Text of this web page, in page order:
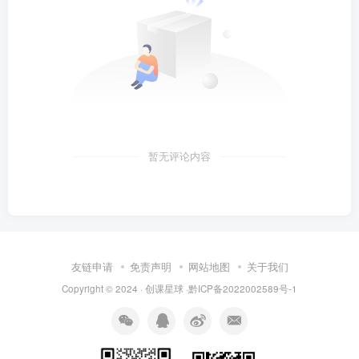
暂无评论内容
友链申请 免责声明 网站地图 关于我们
Copyright © 2024 · 创课星球 ·黔ICP备2022002589号-1